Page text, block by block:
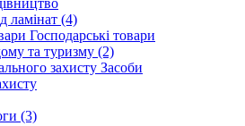
ламінат (4)
Господарські товари
та туризму (2)
Засоби
(3)